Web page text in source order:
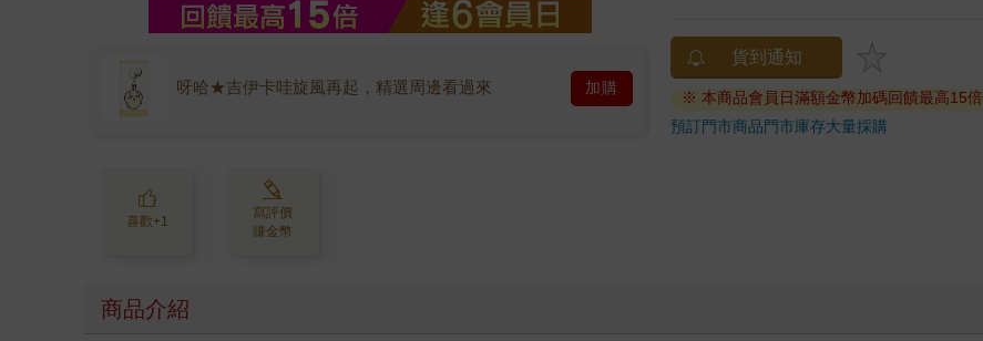
呀哈★吉伊卡哇旋風再起，精選周邊看過來 加購
喜歡+1
寫評價
賺金幣
貨到通知
※ 本商品會員日滿額金幣加碼回饋最高15倍
預訂門市商品門市庫存大量採購
商品介紹